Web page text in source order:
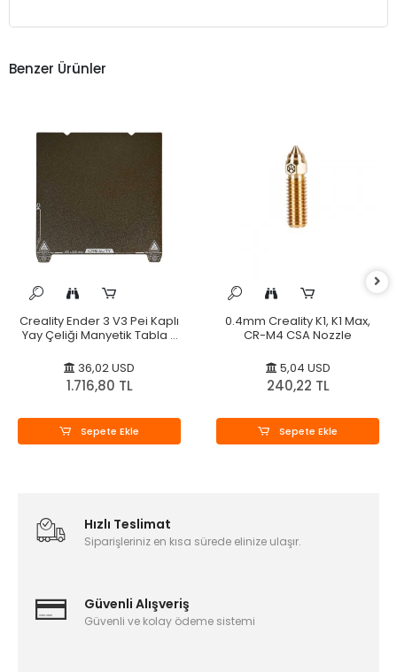
Benzer Ürünler
Creality Ender 3 V3 Pei Kaplı
Yay Çeliği Manyetik Tabla -
36,02 USD
1.716,80 TL
Sepete Ekle
0.4mm Creality K1, K1 Max,
CR-M4 CSA Nozzle
5,04 USD
240,22 TL
Sepete Ekle
Hızlı Teslimat
Siparişleriniz en kısa sürede elinize ulaşır.
Güvenli Alışveriş
Güvenli ve kolay ödeme sistemi